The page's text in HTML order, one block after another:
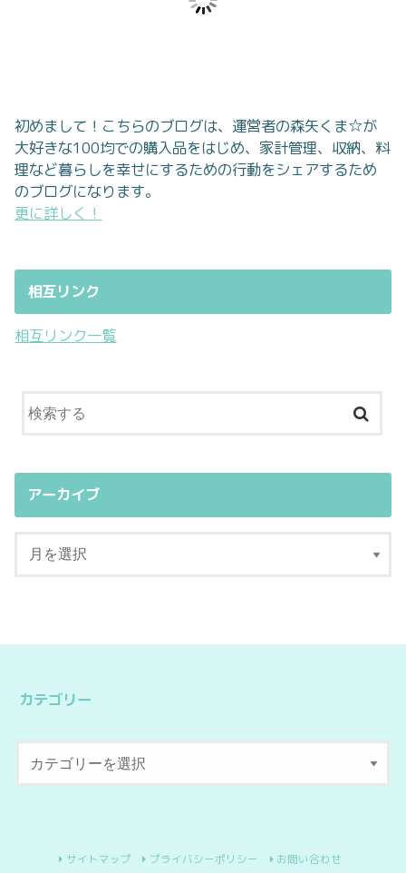
初めまして！こちらのブログは、運営者の森矢くま☆が
大好きな100均での購入品をはじめ、家計管理、収納、料
理など暮らしを幸せにするための行動をシェアするため
のブログになります。
更に詳しく！
相互リンク
相互リンク一覧
アーカイブ
カテゴリー
サイトマップ プライバシーポリシー お問い合わせ